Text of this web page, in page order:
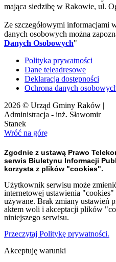
mająca siedzibę w Rakowie, ul.
Ze szczegółowymi informacjami
danych osobowych można
Danych Osobowych"
Polityka prywatności
Dane teleadresowe
Deklaracja dostępności
Ochrona danych
2026 © Urząd Gminy Raków |
Administracja - inż. Sławomir
Stanek
Wróć na górę
Zgodnie z ustawą Prawo
serwis Biuletynu Informacji
korzysta z plików "cookies".
Użytkownik serwisu może
internetowej ustawienia
używane. Brak zmiany ustawień
aktem woli i akceptacji plików
niniejszego serwisu.
Przeczytaj Politykę prywatności.
Akceptuję warunki